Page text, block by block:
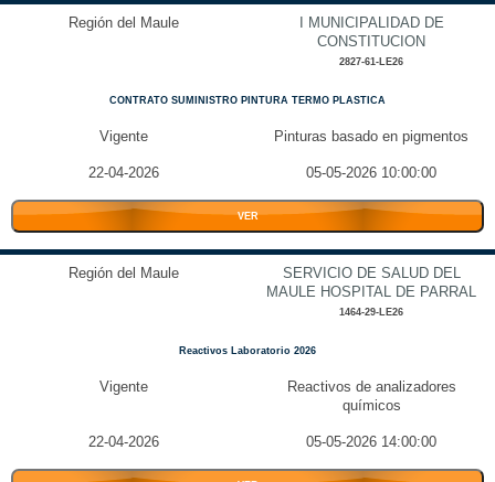
Región del Maule
I MUNICIPALIDAD DE
CONSTITUCION
2827-61-LE26
CONTRATO SUMINISTRO PINTURA TERMO PLASTICA
Vigente Pinturas basado en pigmentos
22-04-2026 05-05-2026 10:00:00
VER
Región del Maule
SERVICIO DE SALUD DEL
MAULE HOSPITAL DE PARRAL
1464-29-LE26
Reactivos Laboratorio 2026
Vigente
Reactivos de analizadores
químicos
22-04-2026 05-05-2026 14:00:00